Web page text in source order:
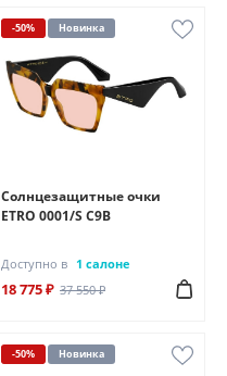
-50% Новинка
Солнцезащитные очки
ETRO 0001/S C9B
Доступно в 1 салоне
18 775 ₽ 37 550 ₽
-50% Новинка